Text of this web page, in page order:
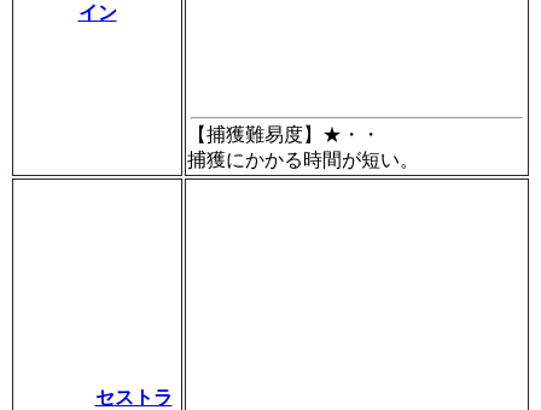
イン
【捕獲難易度】 ★・・
捕獲にかかる時間が短い。
セストラ